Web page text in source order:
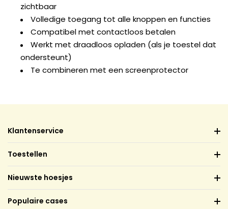
zichtbaar
Volledige toegang tot alle knoppen en functies
Compatibel met contactloos betalen
Werkt met draadloos opladen (als je toestel dat
ondersteunt)
Te combineren met een screenprotector
Klantenservice
Toestellen
Nieuwste hoesjes
Populaire cases